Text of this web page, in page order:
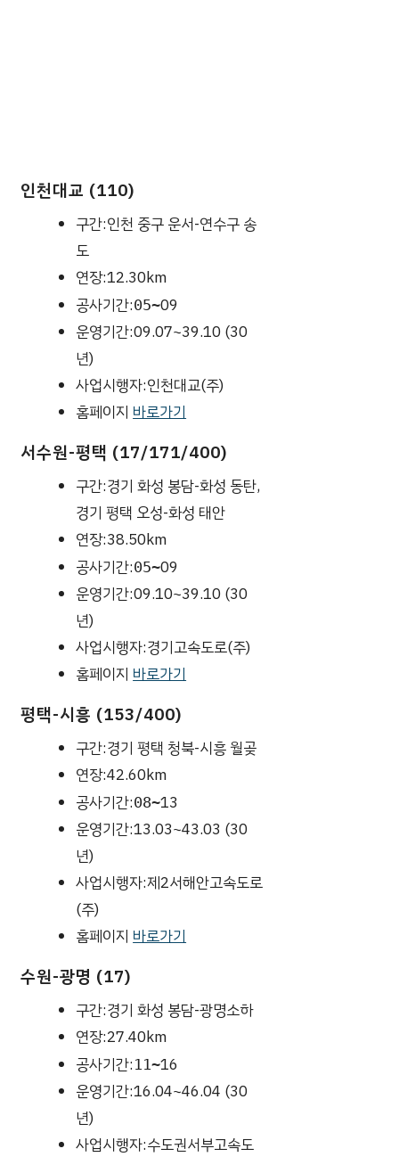
인천대교 (110)
구간:인천 중구 운서-연수구 송
도
연장:12.30km
공사기간:05~09
운영기간:09.07~39.10 (30
년)
사업시행자:인천대교(주)
홈페이지 바로가기
서수원-평택 (17/171/400)
구간:경기 화성 봉담-화성 동탄,
경기 평택 오성-화성 태안
연장:38.50km
공사기간:05~09
운영기간:09.10~39.10 (30
년)
사업시행자:경기고속도로(주)
홈페이지 바로가기
평택-시흥 (153/400)
구간:경기 평택 청북-시흥 월곶
연장:42.60km
공사기간:08~13
운영기간:13.03~43.03 (30
년)
사업시행자:제2서해안고속도로
(주)
홈페이지 바로가기
수원-광명 (17)
구간:경기 화성 봉담-광명소하
연장:27.40km
공사기간: 11~16
운영기간:16.04~46.04 (30
년)
사업시행자:수도권서부고속도